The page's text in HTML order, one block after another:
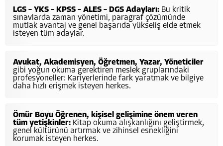
LGS – YKS – KPSS – ALES – DGS Adayları: Bu kritik
sınavlarda zaman yönetimi, paragraf çözümünde
mutlak avantaj ve genel başarıda yükseliş elde etmek
isteyen tüm adaylar.
Avukat, Akademisyen, Öğretmen, Yazar, Yöneticiler
gibi yoğun okuma gerektiren meslek gruplarındaki
profesyoneller: Kariyerlerinde fark yaratmak ve bilgiye
daha hızlı erişmek isteyen herkes.
Ömür Boyu Öğrenen, kişisel gelişimine önem veren
tüm yetişkinler: Kitap okuma alışkanlığını geliştirmek,
genel kültürünü artırmak ve zihinsel esnekliğini
korumak isteyen herkes.